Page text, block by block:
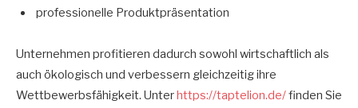
professionelle Produktpräsentation
Unternehmen profitieren dadurch sowohl wirtschaftlich als
auch ökologisch und verbessern gleichzeitig ihre
Wettbewerbsfähigkeit. Unter https://taptelion.de/finden Sie